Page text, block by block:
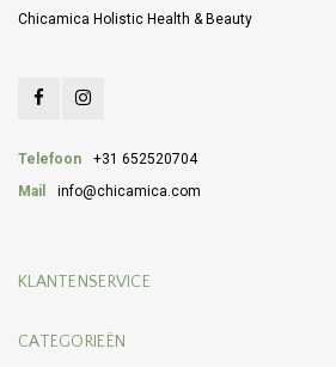
Chicamica Holistic Health & Beauty
Telefoon
+31 652520704
Mail
info@chicamica.com
KLANTENSERVICE
CATEGORIEËN